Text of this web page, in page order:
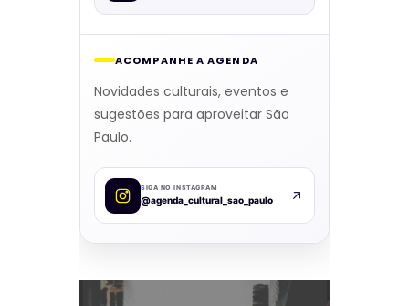
ACOMPANHE A AGENDA
Novidades culturais, eventos e
sugestões para aproveitar São
Paulo.
SIGA NO INSTAGRAM
@agenda_cultural_sao_paulo